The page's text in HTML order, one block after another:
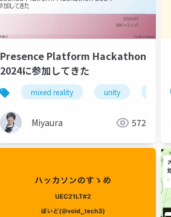
toxicity prediction
Presence Platform Hackathon
2024に参加してきた
mixed reality unity
Miyaura 572